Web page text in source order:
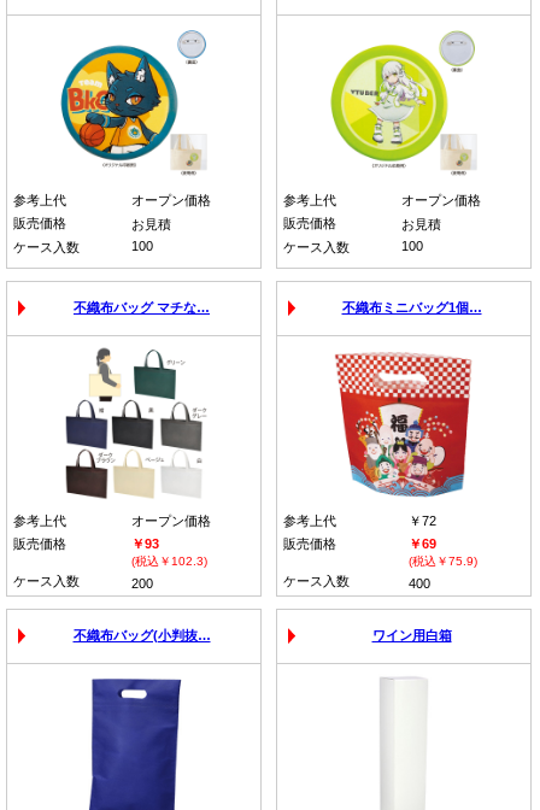
参考上代
オープン価格
販売価格
お見積
ケース入数
100
参考上代
オープン価格
販売価格
お見積
ケース入数
100
不織布バッグ マチな…
参考上代
オープン価格
販売価格
￥93
(税込￥102.3)
ケース入数 200
不織布ミニバッグ1個…
参考上代
￥72
販売価格
￥69
(税込￥75.9)
ケース入数 400
不織布バッグ(小判抜… ワイン用白箱